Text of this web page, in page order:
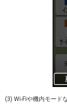
(3) Wi-Fiや機内モード